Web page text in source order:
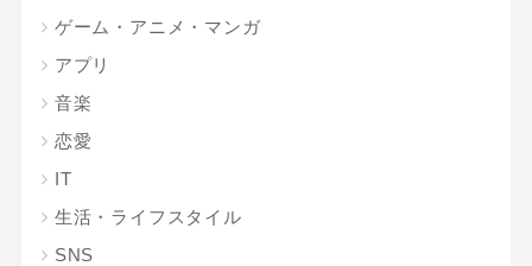
ゲーム・アニメ・マンガ
アプリ
音楽
恋愛
IT
生活・ライフスタイル
SNS